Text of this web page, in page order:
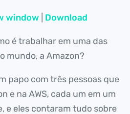
window Download
é trabalhar em uma das
mundo, a Amazon?
papo com três pessoas que
e na AWS, cada um em um
e eles contaram tudo sobre